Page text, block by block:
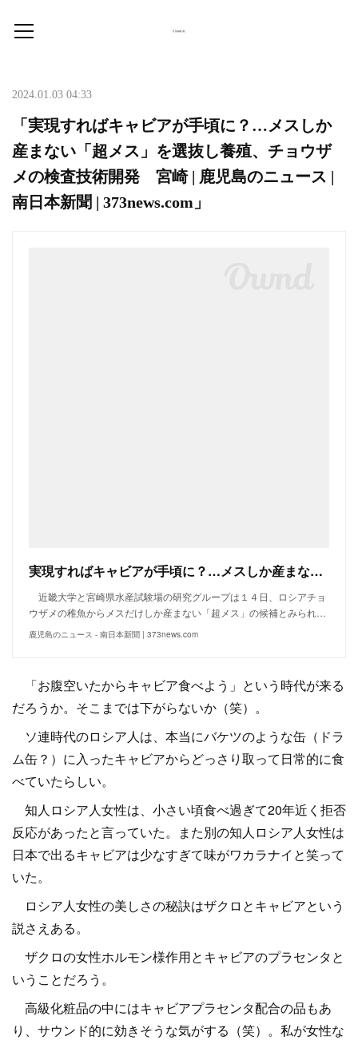
2024.01.03 04:33
「実現すればキャビアが手頃に？…メスしか
産まない「超メス」を選抜し養殖、チョウザ
メの検査技術開発 宮崎 | 鹿児島のニュース |
南日本新聞 | 373news.com」
実現すればキャビアが手頃に？…メスしか産まない「超メス」を選抜し養殖、チョウザメの検査技術開発 宮崎 | 鹿児島のニュース | 南日本新聞
近畿大学と宮崎県水産試験場の研究グループは１４日、ロシアチョ
ウザメの稚魚からメスだけしか産まない「超メス」の候補とみられ…
鹿児島のニュース - 南日本新聞 | 373news.com
「お腹空いたからキャビア食べよう」という時代が来る
だろうか。そこまでは下がらないか（笑）。
ソ連時代のロシア人は、本当にバケツのような缶（ドラ
ム缶？）に入ったキャビアからどっさり取って日常的に食
べていたらしい。
知人ロシア人女性は、小さい頃食べ過ぎて20年近く拒否
反応があったと言っていた。また別の知人ロシア人女性は
日本で出るキャビアは少なすぎて味がワカラナイと笑って
いた。
ロシア人女性の美しさの秘訣はザクロとキャビアという
説さえある。
ザクロの女性ホルモン様作用とキャビアのプラセンタと
いうことだろう。
高級化粧品の中にはキャビアプラセンタ配合の品もあ
り、サウンド的に効きそうな気がする（笑）。私が女性な